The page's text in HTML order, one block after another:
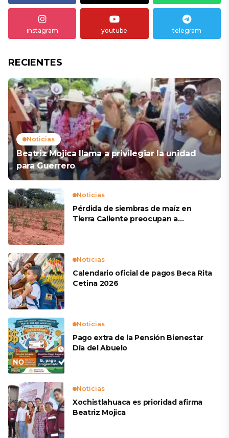
instagram youtube telegram
RECIENTES
Noticias
Beatriz Mojica llama a privilegiar la unidad
para Guerrero
Noticias
Pérdida de siembras de maíz en
Tierra Caliente preocupan a
Noticias
Calendario oficial de pagos Beca Rita
Cetina 2026
Noticias
Pago extra de la Pensión Bienestar
Día del Abuelo
Noticias
Xochistlahuaca es prioridad afirma
Beatriz Mojica